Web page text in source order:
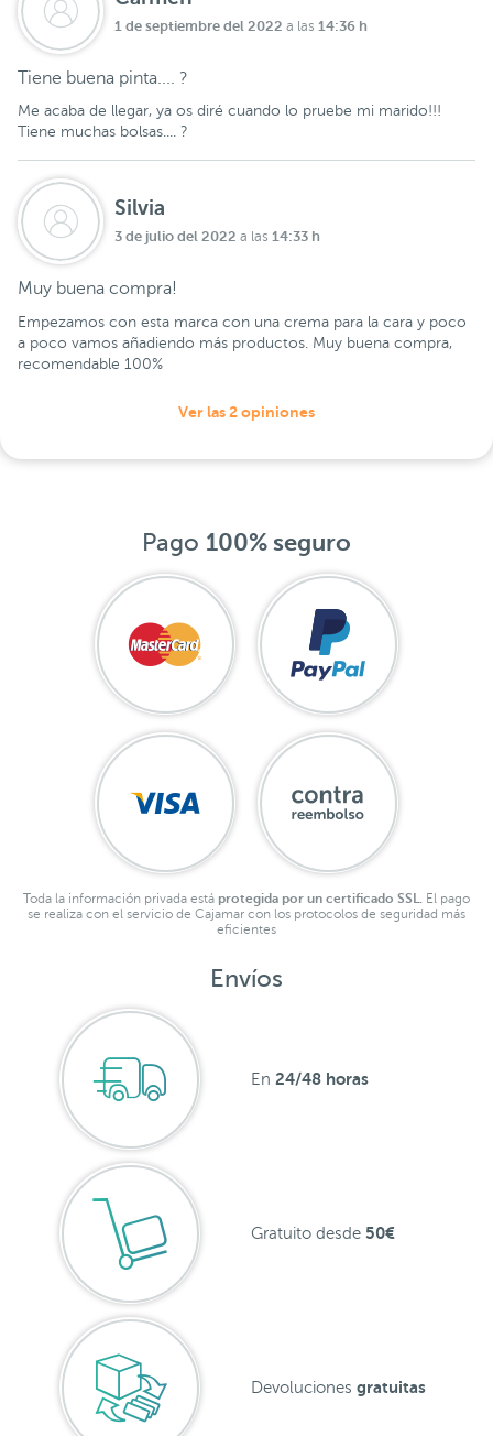
1 de septiembre del 2022 a las 14:36 h
Tiene buena pinta.... ?
Me acaba de llegar, ya os diré cuando lo pruebe mi marido!!!
Tiene muchas bolsas.... ?
Silvia
3 de julio del 2022 a las 14:33 h
Muy buena compra!
Empezamos con esta marca con una crema para la cara y poco
a poco vamos añadiendo más productos. Muy buena compra,
recomendable 100%
Ver las 2 opiniones
Pago 100% seguro
Toda la información privada está protegida por un certificado SSL.
El pago
se realiza con el servicio de Cajamar con los protocolos de seguridad más
eficientes
Envíos
En 24/48 horas
Gratuito desde 50€
Devoluciones gratuitas